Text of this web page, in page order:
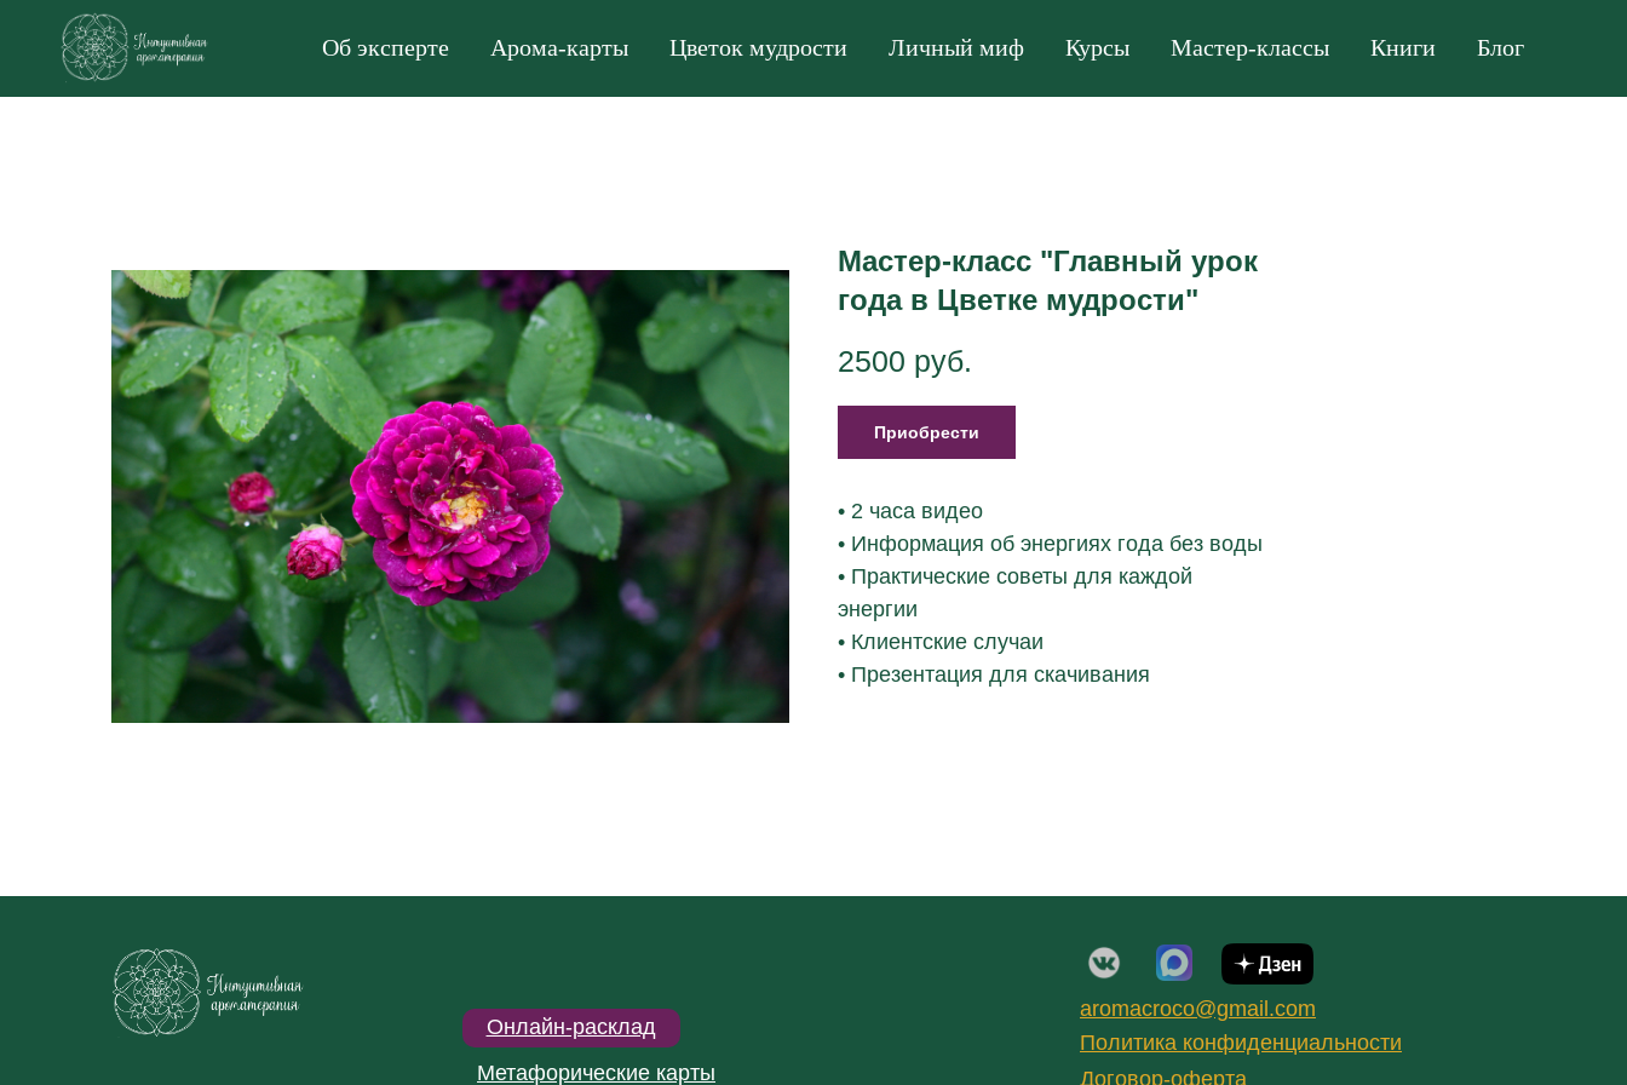
Об эксперте Арома-карты Цветок мудрости Личный миф Курсы Мастер-классы Книги Блог
Мастер-класс "Главный урок
года в Цветке мудрости"
2500 руб.
Приобрести
• 2 часа видео
• Информация об энергиях года без воды
• Практические советы для каждой
энергии
• Клиентские случаи
• Презентация для скачивания
Метафорические карты
aromacroco@gmail.com
Политика конфиденциальности
Договор-оферта
Онлайн-расклад